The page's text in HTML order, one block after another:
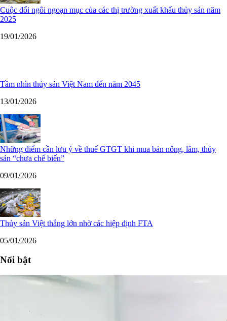
Cuộc đổi ngôi ngoạn mục của các thị trường xuất khẩu thủy sản năm
2025
19/01/2026
Tầm nhìn thủy sản Việt Nam đến năm 2045
13/01/2026
Những điểm cần lưu ý về thuế GTGT khi mua bán nông, lâm, thủy
sản “chưa chế biến”
09/01/2026
Thủy sản Việt thắng lớn nhờ các hiệp định FTA
05/01/2026
Nổi bật